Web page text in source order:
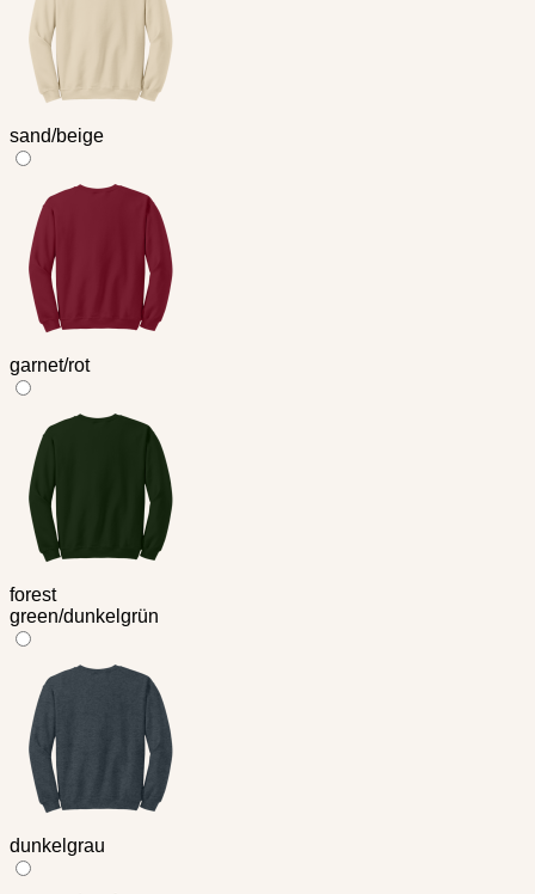
sand/beige
garnet/rot
forest
green/dunkelgrün
dunkelgrau